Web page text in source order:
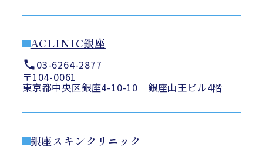
ACLINIC銀座
03-6264-2877
〒104-0061
東京都中央区銀座4-10-10 銀座山王ビル4階
銀座スキンクリニック